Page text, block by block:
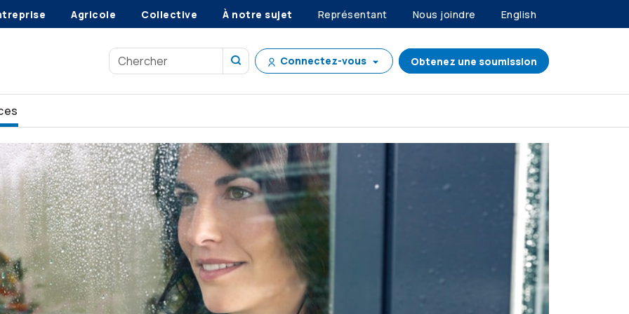
Agricole Collective À notre sujet Représentant Nous joindre English
Connectez-vous Obtenez une soumission
en sécurité Réduire les risques d’inondation